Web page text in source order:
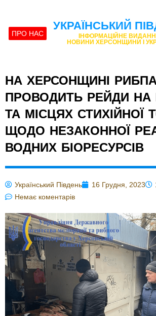
ПРО НАС
УКРАЇНСЬКИЙ
ІНФОРМАЦІЙНЕ
НОВИНИ ХЕРСОНЩИНИ І
НА ХЕРСОНЩИНІ
ПРОВОДИТЬ РЕЙДИ НА
ТА МІСЦЯХ СТИХІЙНОЇ
ЩОДО НЕЗАКОННОЇ
ВОДНИХ БІОРЕСУРСІВ
Український Південь 16 Грудня, 2023
Немає коментарів